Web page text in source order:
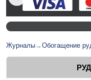
Журналы→Обогащение